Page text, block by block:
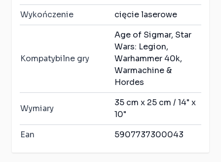
Wykończenie
cięcie laserowe
Kompatybilne gry
Age of Sigmar, Star
Wars: Legion,
Warhammer 40k,
Warmachine &
Hordes
Wymiary
35 cm x 25 cm / 14" x
10"
Ean
5907737300043